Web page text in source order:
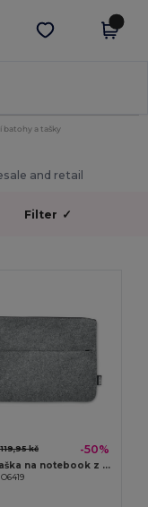
Stáhnout app
batohy a tašky
and retail
Filter ✓
119,95 kč -50%
TOPLO Taška na notebook z RPET plsti